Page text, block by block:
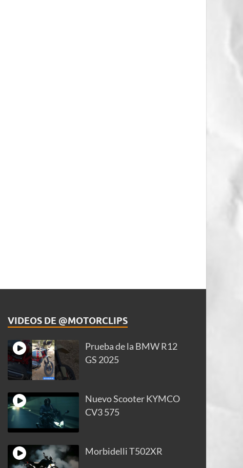
VIDEOS DE @MOTORCLIPS
Prueba de la BMW R12
GS 2025
Nuevo Scooter KYMCO
CV3 575
Morbidelli T502XR